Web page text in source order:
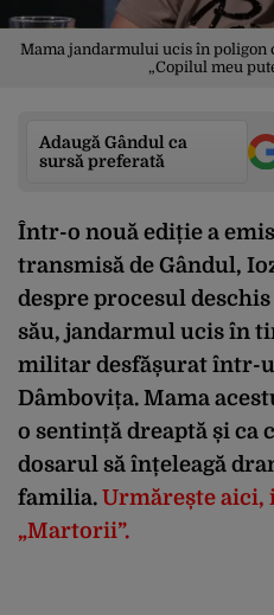
Mama jandarmului ucis în poligon
„Copilul meu
Adaugă Gândul ca
sursă preferată
Într-o nouă ediție a
transmisă de Gândul,
despre procesul
său, jandarmul ucis în
militar desfășurat într-
Dâmbovița. Mama
o sentință dreaptă și ca
dosarul să înțeleagă
familia. Urmărește aici,
„Martorii”.